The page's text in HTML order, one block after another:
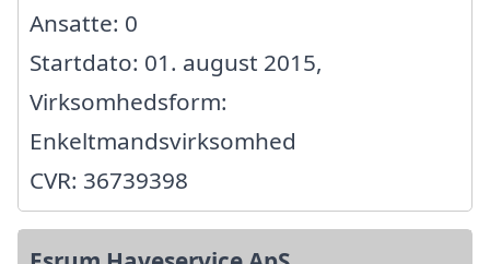
Ansatte: 0
Startdato: 01. august 2015,
Virksomhedsform:
Enkeltmandsvirksomhed
CVR: 36739398